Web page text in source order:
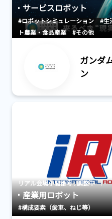
サービスロボット
#ロボットシミュレーション #生
ト農業・食品産業
#その他
ガンダ
ン
リアル会場小間番号 : 調整中
産業用ロボット
#構成要素（歯車、ねじ等）